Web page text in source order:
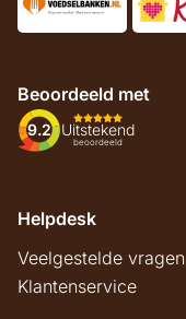
Beoordeeld met
9.2 Uitstekend
beoordeeld
Helpdesk
Veelgestelde vragen
Klantenservice